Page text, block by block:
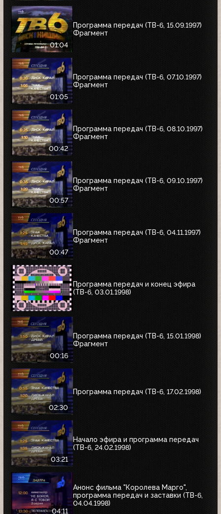
01:04
Программа передач (ТВ-6, 15.09.1997)
Фрагмент
01:05
Программа передач (ТВ-6, 07.10.1997)
Фрагмент
00:42
Программа передач (ТВ-6, 08.10.1997)
Фрагмент
00:57
Программа передач (ТВ-6, 09.10.1997)
Фрагмент
00:47
Программа передач (ТВ-6, 04.11.1997)
Фрагмент
Программа передач и конец эфира
(ТВ-6, 03.01.1998)
00:16
Программа передач (ТВ-6, 15.01.1998)
Фрагмент
02:30
Программа передач (ТВ-6, 17.02.1998)
03:21
Начало эфира и программа передач
(ТВ-6, 24.02.1998)
04:11
Анонс фильма "Королева Марго",
программа передач и заставки (ТВ-6,
04.04.1998)